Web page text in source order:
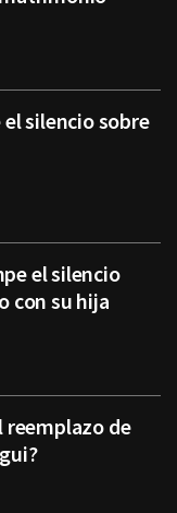
silencio sobre
el silencio
con su hija
reemplazo de